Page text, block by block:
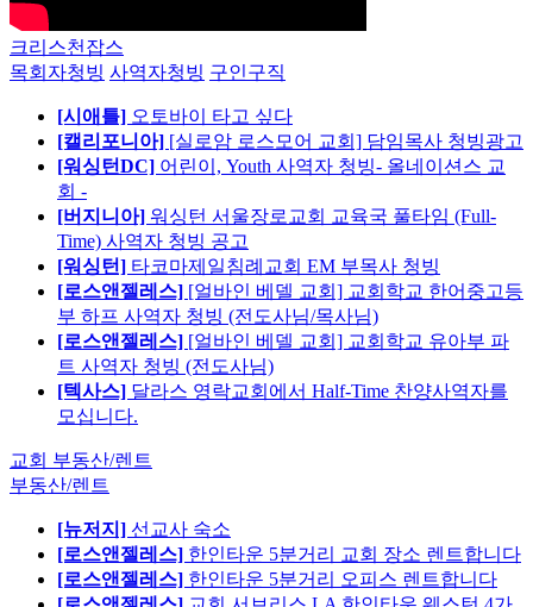
크리스천잡스
목회자청빙 사역자청빙 구인구직
[시애틀] 오토바이 타고 싶다
[캘리포니아] [실로암 로스모어 교회] 담임목사 청빙광고
[워싱턴DC] 어린이, Youth 사역자 청빙- 올네이션스 교
회 -
[버지니아] 워싱턴 서울장로교회 교육국 풀타임 (Full-
Time) 사역자 청빙 공고
[워싱턴] 타코마제일침례교회 EM 부목사 청빙
[로스앤젤레스] [얼바인 베델 교회] 교회학교 한어중고등
부 하프 사역자 청빙 (전도사님/목사님)
[로스앤젤레스] [얼바인 베델 교회] 교회학교 유아부 파
트 사역자 청빙 (전도사님)
[텍사스] 달라스 영락교회에서 Half-Time 찬양사역자를
모십니다.
교회 부동산/렌트
부동산/렌트
[뉴저지] 선교사 숙소
[로스앤젤레스] 한인타운 5분거리 교회 장소 렌트합니다
[로스앤젤레스] 한인타운 5분거리 오피스 렌트합니다